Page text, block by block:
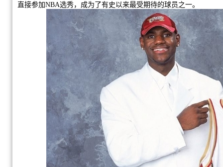
直接参加NBA选秀，成为了有史以来最受期待的球员之一。